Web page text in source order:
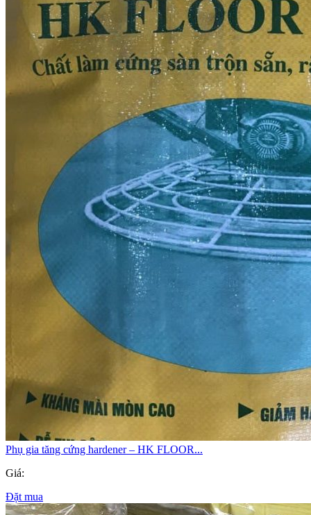
Phụ gia tăng cứng hardener – HK FLOOR...
Giá:
Đặt mua